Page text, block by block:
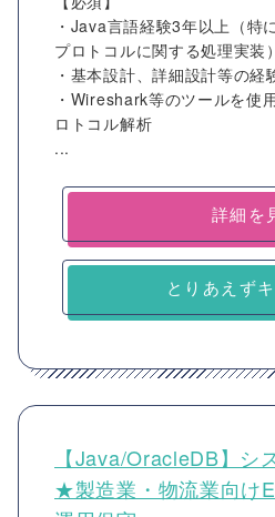
・Java言語経験3年以上（特
プロトコルに関する処理実装）
・基本設計、詳細設計等の経
・Wireshark等のツールを使
ロトコル解析
...
詳細を
とりあえず
【Java/OracleDB】シ
★製造業・物流業向け